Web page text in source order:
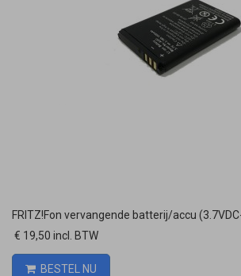
FRITZ!Fon vervangende batterij/accu
€ 19,50 incl. BTW
BESTEL NU